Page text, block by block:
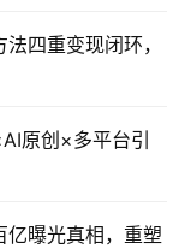
四重变现闭环，
原创×多平台引
亿曝光真相，重塑